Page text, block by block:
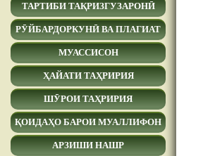
ТАРТИБИ ТАҚРИЗГУЗАРОНӢ
РӮЙБАРДОРКУНӢ ВА ПЛАГИАТ
МУАССИСОН
ҲАЙАТИ ТАҲРИРИЯ
ШӮРОИ ТАҲРИРИЯ
ҚОИДАҲО БАРОИ МУАЛЛИФОН
АРЗИШИ НАШР